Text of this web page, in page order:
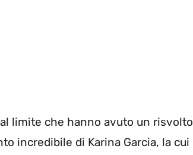
limite che hanno avuto un risvolto
incredibile di Karina Garcia, la cui